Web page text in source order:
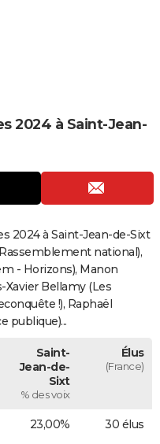
2024 à Saint-Jean-
2024 à Saint-Jean-de-Sixt
national),
- Horizons), Manon
Xavier Bellamy (Les
!), Raphaël
publique)...
Saint-
Jean-de-
Sixt
% des voix
Élus
(France)
23,00% 30 élus